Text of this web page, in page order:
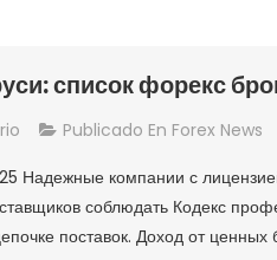
список форекс
Брокеры
В
Беларуси:
Publicado En Forex News
Надежные компании с
соблюдать Кодекс
поставок. Доход от